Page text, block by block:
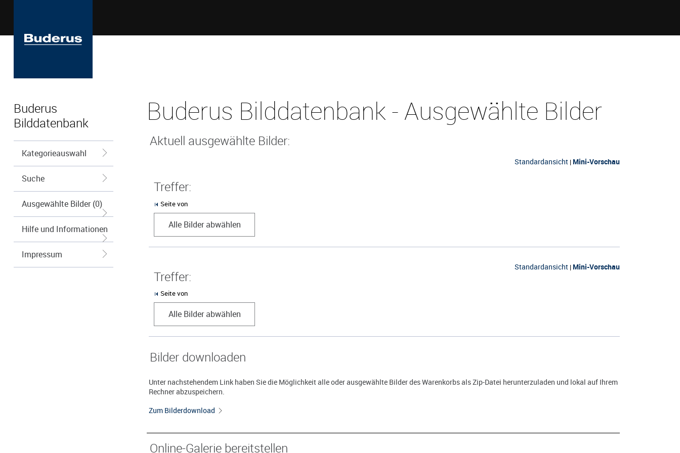
Buderus
Bilddatenbank
Kategorieauswahl
Suche
Ausgewählte Bilder (0)
Hilfe und Informationen
Impressum
Buderus Bilddatenbank - Ausgewählte Bilder
Aktuell ausgewählte Bilder:
Standardansicht | Mini-Vorschau
Treffer:
Seite von
Alle Bilder abwählen
Standardansicht | Mini-Vorschau
Treffer:
Seite von
Alle Bilder abwählen
Bilder downloaden
Unter nachstehendem Link haben Sie die Möglichkeit alle oder ausgewählte Bilder des Warenkorbs als Zip-Datei herunterzuladen und lokal auf Ihrem
Rechner abzuspeichern.
Zum Bilderdownload
Online-Galerie bereitstellen